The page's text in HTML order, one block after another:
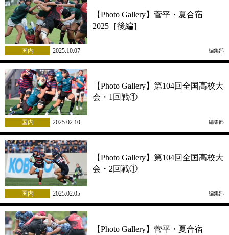
【Photo Gallery】菅平・夏合宿
2025［後編］
国内 2025.10.07 編集部
【Photo Gallery】第104回全国高校大
会・1回戦①
国内 2025.02.10 編集部
【Photo Gallery】第104回全国高校大
会・2回戦①
国内 2025.02.05 編集部
【Photo Gallery】菅平・夏合宿